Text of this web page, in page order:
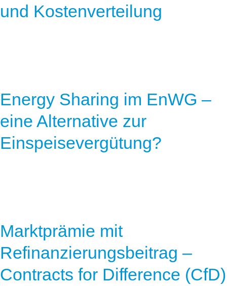
und Kostenverteilung
Energy Sharing im EnWG –
eine Alternative zur
Einspeisevergütung?
Marktprämie mit
Refinanzierungsbeitrag –
Contracts for Difference (CfD)